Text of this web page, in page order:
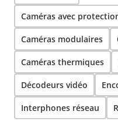
Caméras avec
Caméras modulaires
Caméras thermiques
Décodeurs vidéo
Interphones réseau